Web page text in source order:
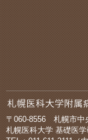
2026/05/27
2026/05/25
〒060-8556 札幌市中
札幌医科大学 基礎医